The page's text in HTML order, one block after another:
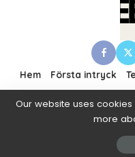
Hem Första intryck
© 2016–2019
Our website uses
more